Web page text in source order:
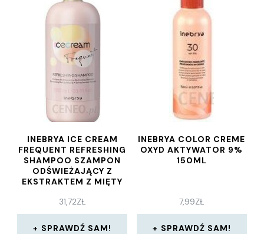
INEBRYA ICE CREAM
FREQUENT REFRESHING
SHAMPOO SZAMPON
ODŚWIEŻAJĄCY Z
EKSTRAKTEM Z MIĘTY
31,72ZŁ
SPRAWDŹ SAM!
INEBRYA COLOR CREME
OXYD AKTYWATOR 9%
150ML
7,99ZŁ
SPRAWDŹ SAM!